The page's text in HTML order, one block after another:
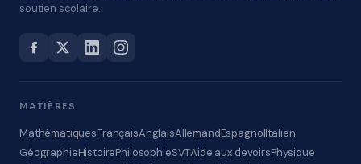
soutien scolaire.
MATIÈRES
MathématiquesFrançaisAnglaisAllemandEspagnolItalien
GéographieHistoirePhilosophieSVTAide aux devoirsPhysique